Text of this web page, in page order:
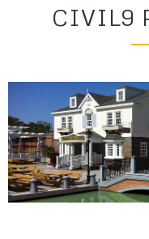
CIVIL9